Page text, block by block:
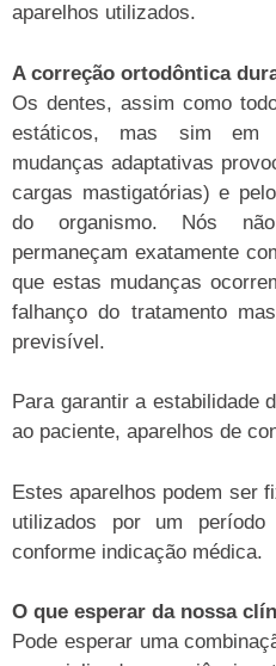
aparelhos utilizados.
A correção ortodôntica
Os dentes, assim como
estáticos, mas sim em
mudanças adaptativas
cargas mastigatórias) e
do organismo. Nós
permaneçam exatamente
que estas mudanças
falhanço do tratamento
previsível.
Para garantir a estabilidade
ao paciente, aparelhos de
Estes aparelhos podem ser
utilizados por um
conforme indicação médica.
O que esperar da nossa
Pode esperar uma